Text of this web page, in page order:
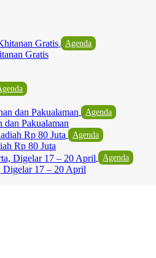
Agenda
Gratis
Agenda
dan Pakualaman
Agenda
Rp 80 Juta
Agenda
Digelar 17 – 20 April